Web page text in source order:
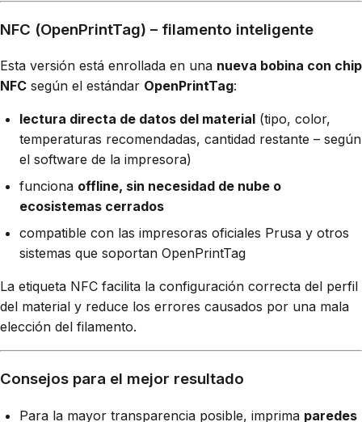
NFC (OpenPrintTag) – filamento inteligente
Esta versión está enrollada en una nueva bobina con chip
NFC según el estándar OpenPrintTag:
lectura directa de datos del material (tipo, color,
temperaturas recomendadas, cantidad restante – según
el software de la impresora)
funciona offline, sin necesidad de nube o
ecosistemas cerrados
compatible con las impresoras oficiales Prusa y otros
sistemas que soportan OpenPrintTag
La etiqueta NFC facilita la configuración correcta del perfil
del material y reduce los errores causados por una mala
elección del filamento.
Consejos para el mejor resultado
Para la mayor transparencia posible, imprima paredes